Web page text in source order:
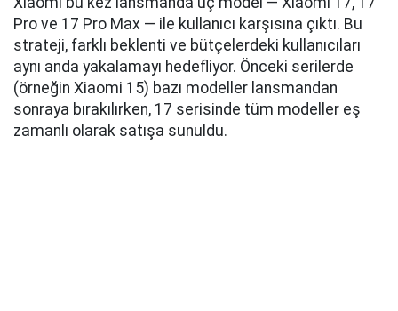
Pro ve 17 Pro Max — ile kullanıcı karşısına çıktı. Bu
strateji, farklı beklenti ve bütçelerdeki kullanıcıları
aynı anda yakalamayı hedefliyor. Önceki serilerde
(örneğin Xiaomi 15) bazı modeller lansmandan
sonraya bırakılırken, 17 serisinde tüm modeller eş
zamanlı olarak satışa sunuldu.